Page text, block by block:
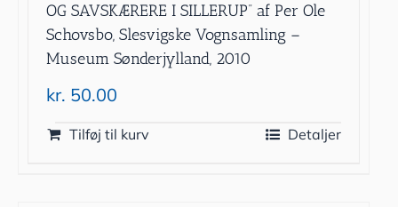
OG SAVSKÆRERE I SILLERUP” af Per Ole
Schovsbo, Slesvigske Vognsamling –
Museum Sønderjylland, 2010
kr. 50.00
Tilføj til kurv Detaljer